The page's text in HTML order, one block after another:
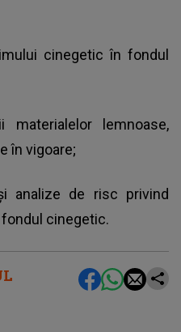
cinegetic în fondul
materialelor lemnoase,
în vigoare;
analize de risc privind
cinegetic.